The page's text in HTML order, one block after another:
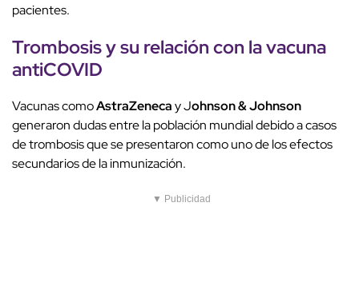
pacientes.
Trombosis y su relación con la vacuna
antiCOVID
Vacunas comoAstraZenecay Johnson& Johnson
generaron dudas entre la población mundial debido a casos
de trombosis que se presentaron como uno de los efectos
secundarios de la inmunización.
▼ Publicidad